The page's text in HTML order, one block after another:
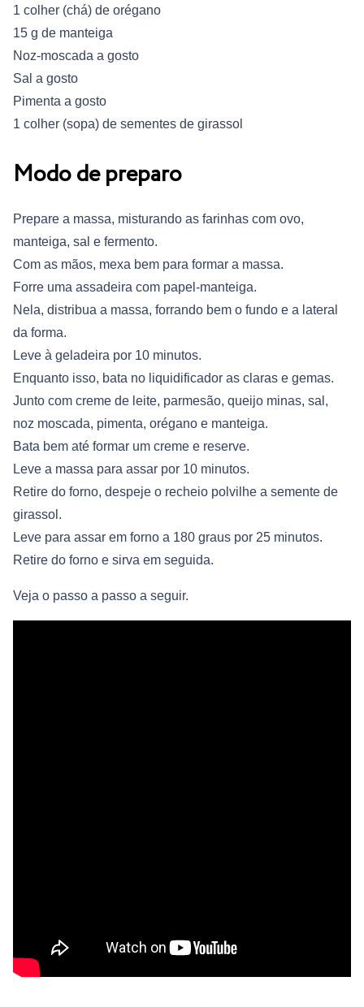
1 colher (chá) de orégano
15 g de manteiga
Noz-moscada a gosto
Sal a gosto
Pimenta a gosto
1 colher (sopa) de sementes de girassol
Modo de preparo
Prepare a massa, misturando as farinhas com ovo,
manteiga, sal e fermento.
Com as mãos, mexa bem para formar a massa.
Forre uma assadeira com papel-manteiga.
Nela, distribua a massa, forrando bem o fundo e a lateral
da forma.
Leve à geladeira por 10 minutos.
Enquanto isso, bata no liquidificador as claras e gemas.
Junto com creme de leite, parmesão, queijo minas, sal,
noz moscada, pimenta, orégano e manteiga.
Bata bem até formar um creme e reserve.
Leve a massa para assar por 10 minutos.
Retire do forno, despeje o recheio polvilhe a semente de
girassol.
Leve para assar em forno a 180 graus por 25 minutos.
Retire do forno e sirva em seguida.
Veja o passo a passo a seguir.